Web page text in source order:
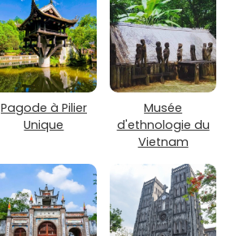
Pagode à Pilier
Unique
Musée
d'ethnologie du
Vietnam